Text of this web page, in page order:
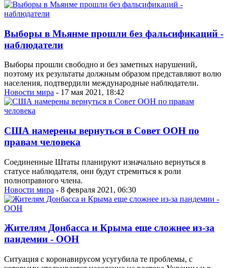
Выборы в Мьянме прошли без фальсификаций -
наблюдатели
Выборы прошли свободно и без заметных нарушений,
поэтому их результаты должным образом представляют волю
населения, подтвердили международные наблюдатели.
Новости мира - 17 мая 2021, 18:42
США намерены вернуться в Совет ООН по
правам человека
Соединенные Штаты планируют изначально вернуться в
статусе наблюдателя, они будут стремиться к роли
полноправного члена.
Новости мира - 8 февраля 2021, 06:30
Жителям Донбасса и Крыма еще сложнее из-за
пандемии - ООН
Ситуация с коронавирусом усугубила те проблемы, с